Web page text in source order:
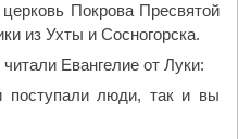
Покрова Пресвятой
из Ухты и Сосногорска.
Евангелие от Луки:
поступали люди, так и вы